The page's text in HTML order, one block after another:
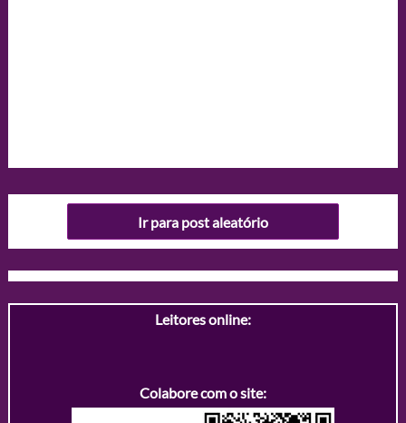
Ir para post aleatório
Leitores online:
Colabore com o site: